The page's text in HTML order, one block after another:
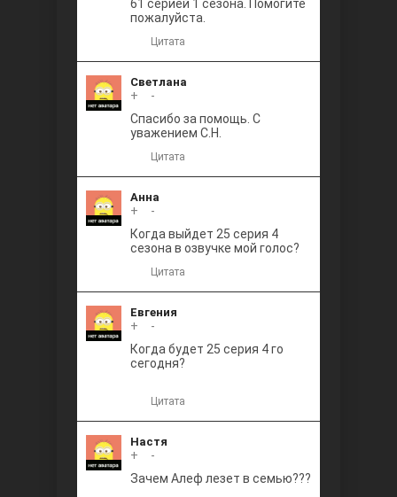
61 серией 1 сезона. Помогите
пожалуйста.
Цитата
Светлана
+
-
Спасибо за помощь. С
уважением С.Н.
Цитата
Анна
+
-
Когда выйдет 25 серия 4
сезона в озвучке мой голос?
Цитата
Евгения
+
-
Когда будет 25 серия 4 го
сегодня?
Цитата
Настя
+
-
Зачем Алеф лезет в семью???